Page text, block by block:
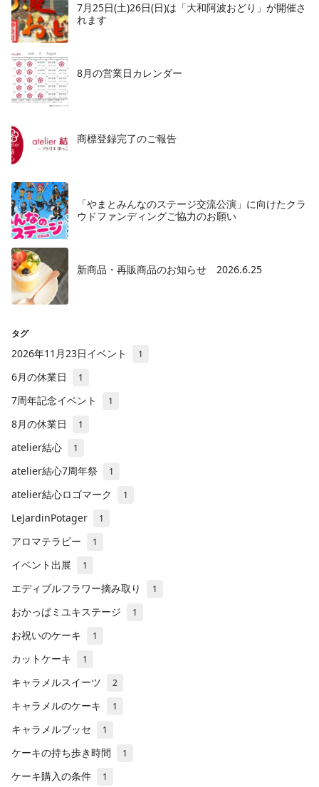
7月25日(土)26日(日)は「大和阿波おどり」が開催さ
れます
8月の営業日カレンダー
商標登録完了のご報告
「やまとみんなのステージ交流公演」に向けたクラ
ウドファンディングご協力のお願い
新商品・再販商品のお知らせ 2026.6.25
タグ
2026年11月23日イベント 1
6月の休業日 1
7周年記念イベント 1
8月の休業日 1
atelier結心 1
atelier結心7周年祭 1
atelier結心ロゴマーク 1
LeJardinPotager 1
アロマテラピー 1
イベント出展 1
エディブルフラワー摘み取り 1
おかっぱミユキステージ 1
お祝いのケーキ 1
カットケーキ 1
キャラメルスイーツ 2
キャラメルのケーキ 1
キャラメルブッセ 1
ケーキの持ち歩き時間 1
ケーキ購入の条件 1